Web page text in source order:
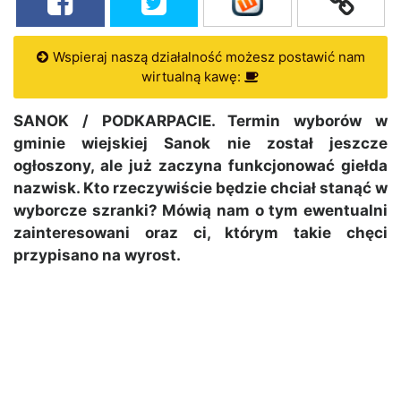
Wspieraj naszą działalność możesz postawić nam
wirtualną kawę:
SANOK / PODKARPACIE.Termin wyborów w
gminie wiejskiej Sanok nie został jeszcze
ogłoszony, ale już zaczyna funkcjonować giełda
nazwisk. Kto rzeczywiście będzie chciał stanąć w
wyborcze szranki? Mówią nam o tym ewentualni
zainteresowani oraz ci, którym takie chęci
przypisano na wyrost.